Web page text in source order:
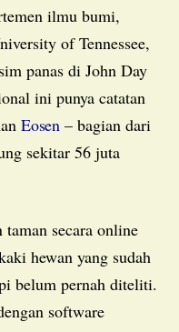
ilmu bumi,
of Tennessee,
panas di John Day
ini punya catatan
Eosen – bagian dari
sekitar 56 juta
hewan yang sudah
belum pernah diteliti.
software